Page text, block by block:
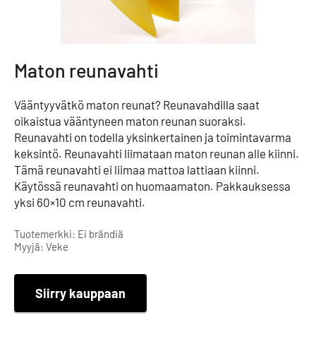
Maton reunavahti
Vääntyyvätkö maton reunat? Reunavahdilla saat
oikaistua vääntyneen maton reunan suoraksi.
Reunavahti on todella yksinkertainen ja toimintavarma
keksintö. Reunavahti liimataan maton reunan alle kiinni.
Tämä reunavahti ei liimaa mattoa lattiaan kiinni.
Käytössä reunavahti on huomaamaton. Pakkauksessa
yksi 60×10 cm reunavahti.
Tuotemerkki: Ei brändiä
Myyjä: Veke
Siirry kauppaan